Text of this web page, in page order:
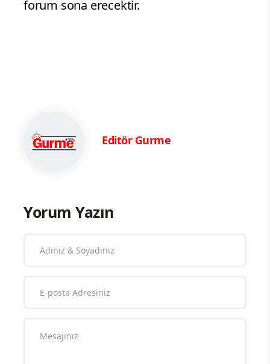
forum sona erecektir.
Editör Gurme
Yorum Yazın